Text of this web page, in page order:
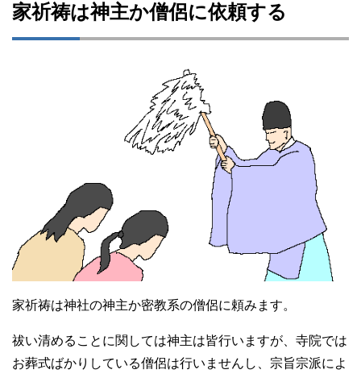
家祈祷は神主か僧侶に依頼する
家祈祷は神社の神主か密教系の僧侶に頼みます。
祓い清めることに関しては神主は皆行いますが、寺院では
お葬式ばかりしている僧侶は行いませんし、宗旨宗派によ